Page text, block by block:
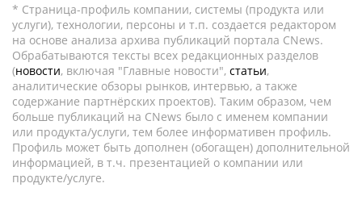
* Страница-профиль компании, системы (продукта или
услуги), технологии, персоны и т.п. создается редактором
на основе анализа архива публикаций портала CNews.
Обрабатываются тексты всех редакционных разделов
(новости, включая "Главные новости", статьи,
аналитические обзоры рынков, интервью, а также
содержание партнёрских проектов). Таким образом, чем
больше публикаций на CNews было с именем компании
или продукта/услуги, тем более информативен профиль.
Профиль может быть дополнен (обогащен) дополнительной
информацией, в т.ч. презентацией о компании или
продукте/услуге.